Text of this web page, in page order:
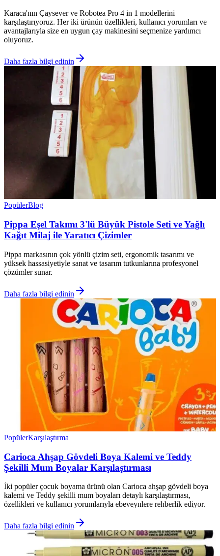
Karaca'nın Çaysever ve Robotea Pro 4 in 1 modellerini
karşılaştırıyoruz. Her iki ürünün özellikleri, kullanıcı yorumları ve
avantajlarıyla size en uygun çay makinesini seçmenize yardımcı
oluyoruz.
Daha fazla bilgi edinin
PopülerBlog
Pippa Eşel Takımı 3'lü Büyük Pistole Seti ve Yağlı
Kağıt Milaj ile Yaratıcı Çizimler
Pippa markasının çok yönlü çizim seti, ergonomik tasarımı ve
yüksek hassasiyetiyle sanat ve tasarım tutkunlarına profesyonel
çözümler sunar.
Daha fazla bilgi edinin
PopülerKarşılaştırma
Carioca Ahşap Gövdeli Boya Kalemi ve Teddy
Şekilli Mum Boyalar Karşılaştırması
İki popüler çocuk boyama ürünü olan Carioca ahşap gövdeli boya
kalemi ve Teddy şekilli mum boyaları detaylı karşılaştırması,
özellikleri ve kullanıcı yorumlarıyla ebeveynlere rehberlik ediyor.
Daha fazla bilgi edinin